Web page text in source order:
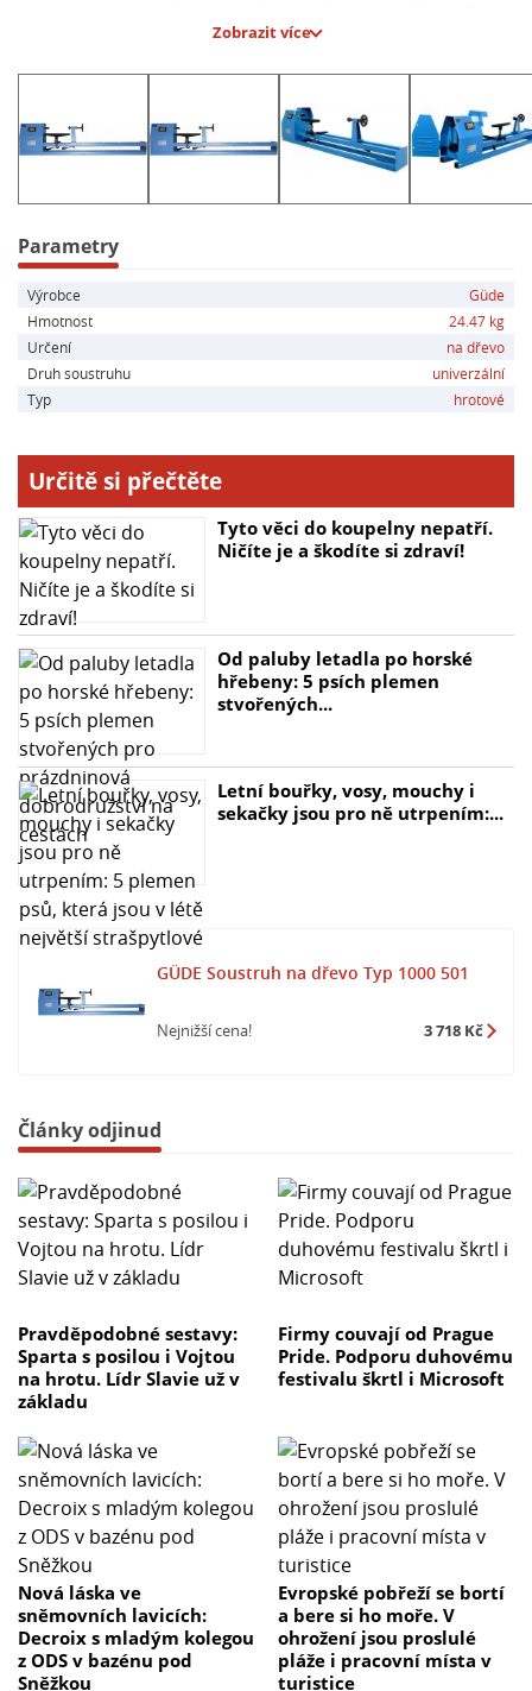
**Hlavní parametry:**
- Volnoběžné otáčky: 2.500 ot./min
- Točná délka: 1.000 mm
- Otáčky vřetena: 850 - 2.510 ot./min
- Točný průměr: 320 mm
Zobrazit více
Parametry
Výrobce
Güde
Hmotnost
24.47 kg
Určení
na dřevo
Druh soustruhu
univerzální
Typ
hrotové
Určitě si přečtěte
Tyto věci do koupelny nepatří.
Ničíte je a škodíte si zdraví!
Od paluby letadla po horské
hřebeny: 5 psích plemen
stvořených...
Letní bouřky, vosy, mouchy i
sekačky jsou pro ně utrpením:...
GÜDE Soustruh na dřevo Typ 1000 501
Nejnižší cena! 3 718 Kč
Články odjinud
Pravděpodobné sestavy:
Sparta s posilou i Vojtou
na hrotu. Lídr Slavie už v
základu
Firmy couvají od Prague
Pride. Podporu duhovému
festivalu škrtl i Microsoft
Nová láska ve
sněmovních lavicích:
Decroix s mladým kolegou
z ODS v bazénu pod
Sněžkou
Evropské pobřeží se bortí
a bere si ho moře. V
ohrožení jsou proslulé
pláže i pracovní místa v
turistice